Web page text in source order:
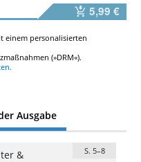
5,99 €
einem personalisierten
(»DRM«).
Ausgabe
&
S. 5–8